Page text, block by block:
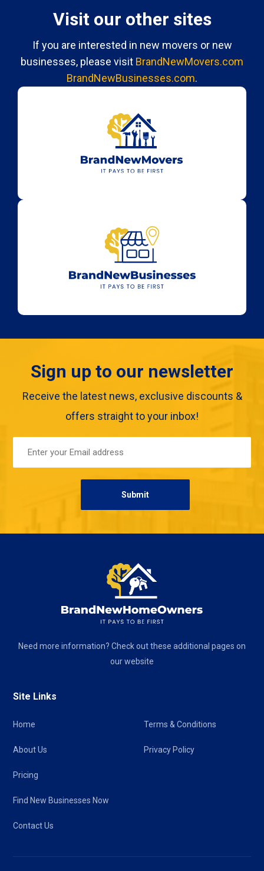
Visit our other sites
If you are interested in new movers or new
businesses, please visit BrandNewMovers.com
BrandNewBusinesses.com.
Sign up to our newsletter
Receive the latest news, exclusive discounts &
offers straight to your inbox!
Need more information? Check out these additional pages on
our website
Site Links
Home
About Us
Pricing
Find New Businesses Now
Contact Us
Terms & Conditions
Privacy Policy